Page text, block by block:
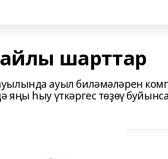
шарттар
ауыл биләмәләрен
яңы һыу үткәргес төҙөү